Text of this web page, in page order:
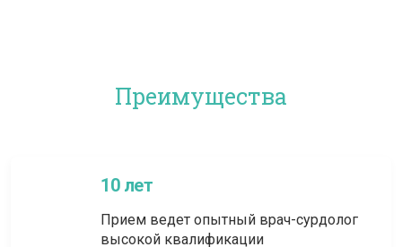
Преимущества
10 лет
Прием ведет опытный врач-сурдолог
высокой квалификации